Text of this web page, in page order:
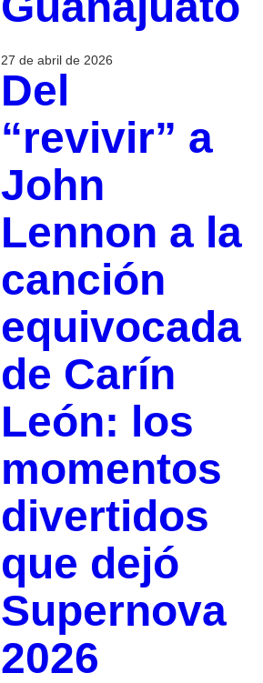
27 de abril de 2026
Del
“revivir” a
John
Lennon a la
canción
equivocada
de Carín
León: los
momentos
divertidos
que dejó
Supernova
2026